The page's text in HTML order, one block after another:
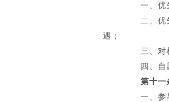
一、优先
二、优先
遇；
三、对标
四、自愿
第十一
一、参与